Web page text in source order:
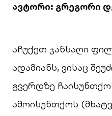
ავტორი: გრეგორი
აჩუქეთ ჯანსაღი
ადამიანს, ვისაც
გვერდზე
ამოისუნთქოს